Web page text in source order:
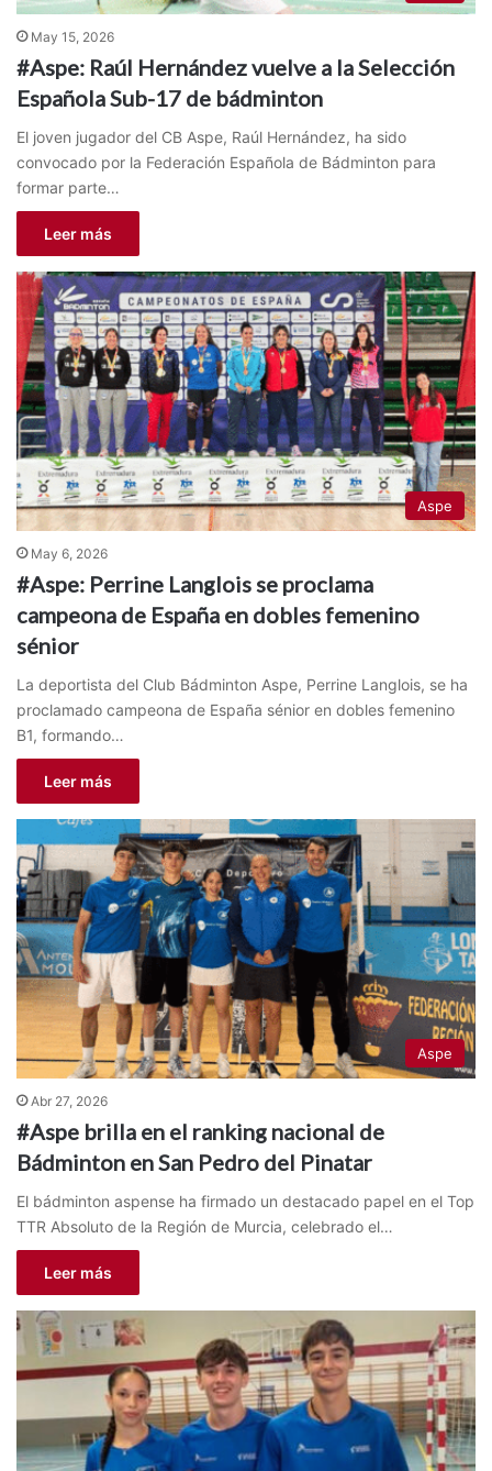
May 15, 2026
#Aspe: Raúl Hernández vuelve a la Selección
Española Sub-17 de bádminton
El joven jugador del CB Aspe, Raúl Hernández, ha sido
convocado por la Federación Española de Bádminton para
formar parte…
Leer más
Aspe
May 6, 2026
#Aspe: Perrine Langlois se proclama
campeona de España en dobles femenino
sénior
La deportista del Club Bádminton Aspe, Perrine Langlois, se ha
proclamado campeona de España sénior en dobles femenino
B1, formando…
Leer más
Aspe
Abr 27, 2026
#Aspe brilla en el ranking nacional de
Bádminton en San Pedro del Pinatar
El bádminton aspense ha firmado un destacado papel en el Top
TTR Absoluto de la Región de Murcia, celebrado el…
Leer más